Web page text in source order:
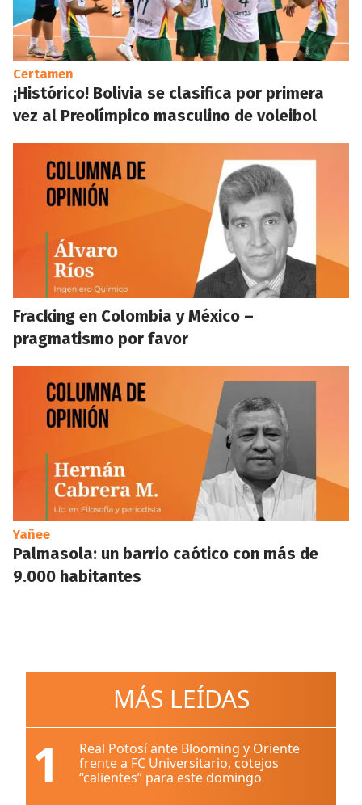
Certamen
¡Histórico! Bolivia se clasifica por primera
vez al Preolímpico masculino de voleibol
Fracking en Colombia y México –
pragmatismo por favor
Yañee
Palmasola: un barrio caótico con más de
9.000 habitantes
MÁS LEÍDAS
1
Real Potosí ante Blooming y Oriente
frente a FC Universitario, cotejos
“calientes” para este domingo